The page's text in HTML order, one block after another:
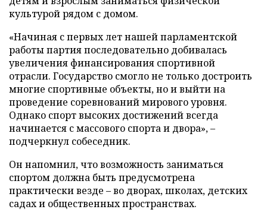
культурой рядом с домом.
«Начиная с первых лет нашей парламентской
работы партия последовательно добивалась
увеличения финансирования спортивной
отрасли. Государство смогло не только достроить
многие спортивные объекты, но и выйти на
проведение соревнований мирового уровня.
Однако спорт высоких достижений всегда
начинается с массового спорта и двора», –
подчеркнул собеседник.
Он напомнил, что возможность заниматься
спортом должна быть предусмотрена
практически везде – во дворах, школах, детских
садах и общественных пространствах.